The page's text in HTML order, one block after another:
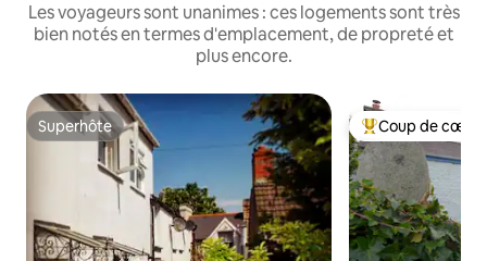
Les voyageurs sont unanimes : ces logements sont très
bien notés en termes d'emplacement, de propreté et
plus encore.
Superhôte
Superhôte Coups de cœur
Coup de cœur